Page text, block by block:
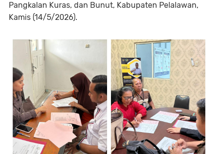
Pangkalan Kuras, dan Bunut, Kabupaten Pelalawan,
Kamis (14/5/2026).